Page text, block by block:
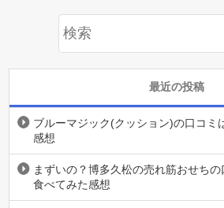
最近の投稿
ブルーマジック(クッション)の口コミ
感想
まずいの？博多久松の売れ筋おせち
食べてみた感想